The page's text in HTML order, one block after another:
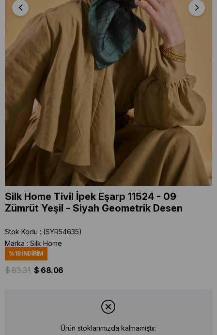
Silk Home Tivil İpek Eşarp 11524 - 09
Zümrüt Yeşil - Siyah Geometrik Desen
Stok Kodu
(SYR54635)
Marka : Silk Home
%18İNDIRIM
$ 83.31 $ 68.06
Ürün stoklarımızda kalmamıştır.